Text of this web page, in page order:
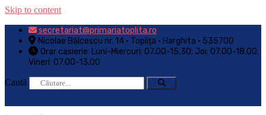
Skip to content
secretariat@primariatoplita.ro
Nicolae Bălcescu nr. 14 • Toplița • Harghita • 535700
Orar casierie: Luni-Miercuri: 07.00-15.30; Joi: 07.00-18.00;
Vineri: 07.00-13.00
Caută